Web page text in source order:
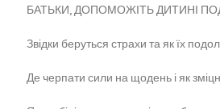
БАТЬКИ, ДОПОМОЖІТЬ ДИТИНІ
Звідки беруться страхи та як їх
Де черпати сили на щодень і як